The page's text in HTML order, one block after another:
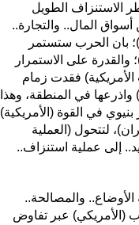
الاستنزاف الطويل
المال.. والتجارة..
بان الحرب ستستمر
على الاستمرار
الأمريكية) فقدت زمام
واذرعها في المنطقة، وهذا
في القوة (الأمريكية)
لتتحول (العملية
إلى عملية استنزاف..
الأوضاع.. والمصالحة..
(الأمريكي) عبر تفاوض